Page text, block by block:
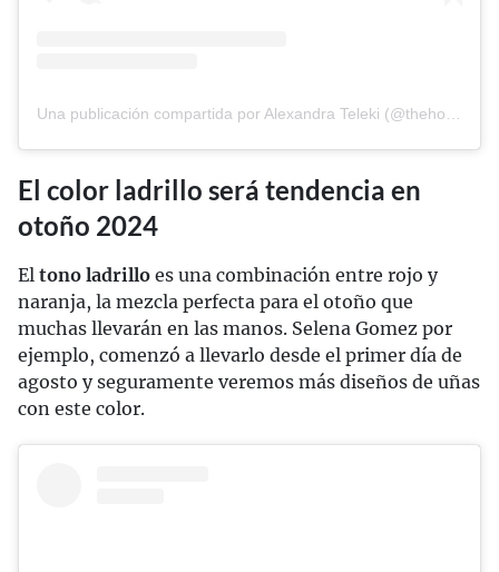
Una publicación compartida por Alexandra Teleki (@thehotblend)
El color ladrillo será tendencia en
otoño 2024
El tono ladrillo es una combinación entre rojo y
naranja, la mezcla perfecta para el otoño que
muchas llevarán en las manos. Selena Gomez por
ejemplo, comenzó a llevarlo desde el primer día de
agosto y seguramente veremos más diseños de uñas
con este color.